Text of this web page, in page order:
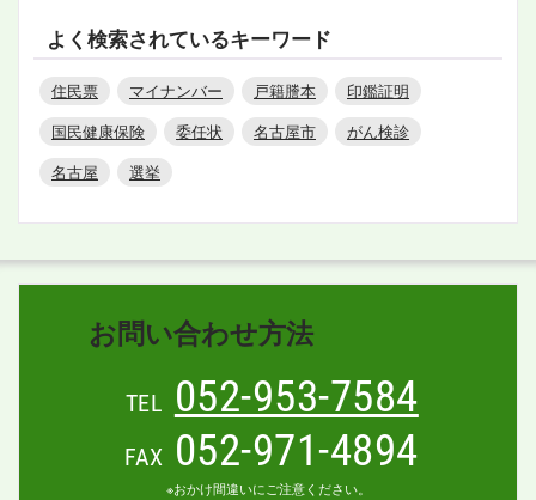
よく検索されているキーワード
住民票 マイナンバー 戸籍謄本
印鑑証明
国民健康保険
委任状 名古屋市
がん検診
名古屋
選挙
お問い合わせ方法
TEL 052-953-7584
FAX 052-971-4894
※おかけ間違いにご注意ください。